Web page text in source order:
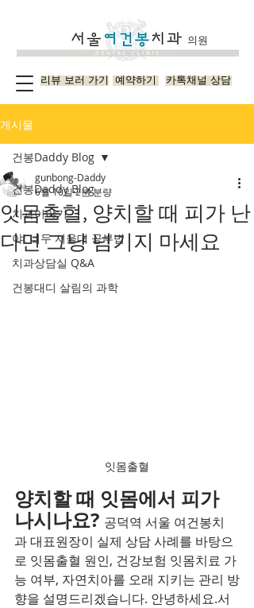
의원
예약하기
리뷰 보러 가기 카톡채널 상담
게시물
건봉Daddy Blog
치과이야기
야! 너두 서울대 공부법
치과상담실 Q&A
건봉대디 살림의 과학
건봉Daddy Blog
잇몸출혈, 양치할 때 피가 난
다면 그냥 넘기지 마세요
gunbong-Daddy
6월 10일2분 분량
잇몸출혈
양치할 때 잇몸에서 피가
나시나요? 공덕역 서울 여건봉치
과 대표원장이 실제 상담 사례를 바탕으
로 잇몸출혈 원인, 건강보험 잇몸치료 가
능 여부, 자연치아를 오래 지키는 관리 방
향을 설명드리겠습니다. 안녕하세요.서